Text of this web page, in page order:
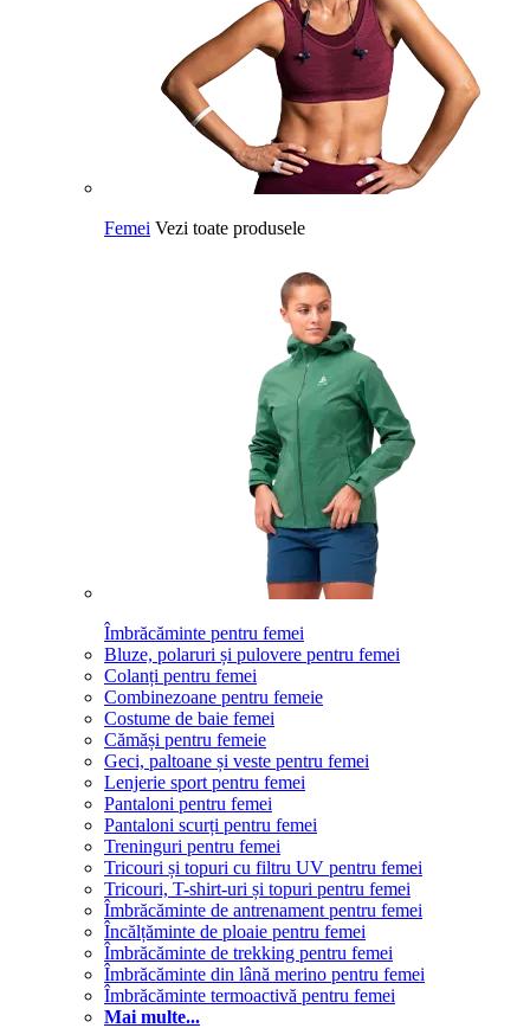
Femei Vezi toate produsele
Îmbrăcăminte pentru femei
Bluze, polaruri și pulovere pentru femei
Colanți pentru femei
Combinezoane pentru femeie
Costume de baie femei
Cămăși pentru femeie
Geci, paltoane și veste pentru femei
Lenjerie sport pentru femei
Pantaloni pentru femei
Pantaloni scurți pentru femei
Treninguri pentru femei
Tricouri și topuri cu filtru UV pentru femei
Tricouri, T-shirt-uri și topuri pentru femei
Îmbrăcăminte de antrenament pentru femei
Încălțăminte de ploaie pentru femei
Îmbrăcăminte de trekking pentru femei
Îmbrăcăminte din lână merino pentru femei
Îmbrăcăminte termoactivă pentru femei
Mai multe...